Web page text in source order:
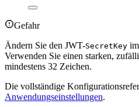
Gefahr
Ändern Sie den JWT-SecretKey
Verwenden Sie einen starken,
mindestens 32 Zeichen.
Die vollständige
Anwendungseinstellungen.